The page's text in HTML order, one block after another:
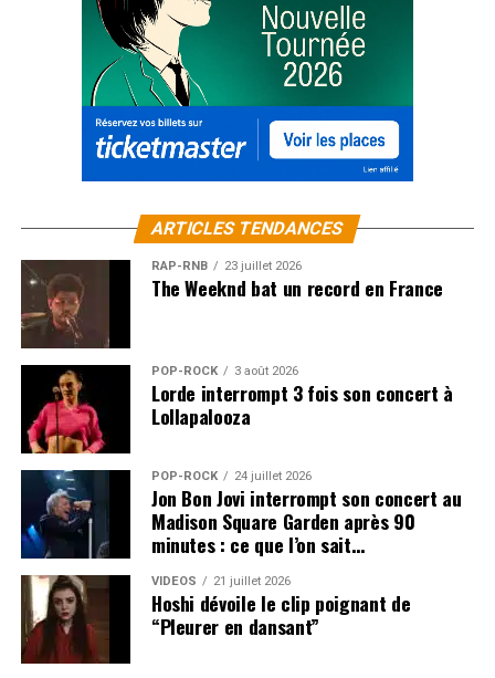
ARTICLES TENDANCES
RAP-RNB 23 juillet 2026
The Weeknd bat un record en France
POP-ROCK 3 août 2026
Lorde interrompt 3 fois son concert à
Lollapalooza
POP-ROCK 24 juillet 2026
Jon Bon Jovi interrompt son concert au
Madison Square Garden après 90
minutes : ce que l’on sait…
VIDEOS 21 juillet 2026
Hoshi dévoile le clip poignant de
“Pleurer en dansant”